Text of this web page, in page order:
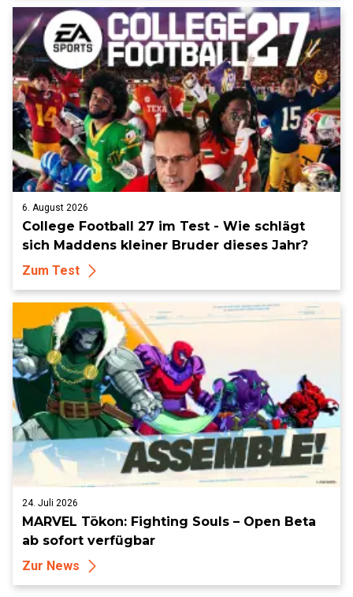
6. August 2026
College Football 27 im Test - Wie schlägt
sich Maddens kleiner Bruder dieses Jahr?
Zum Test
24. Juli 2026
MARVEL Tōkon: Fighting Souls – Open Beta
ab sofort verfügbar
Zur News